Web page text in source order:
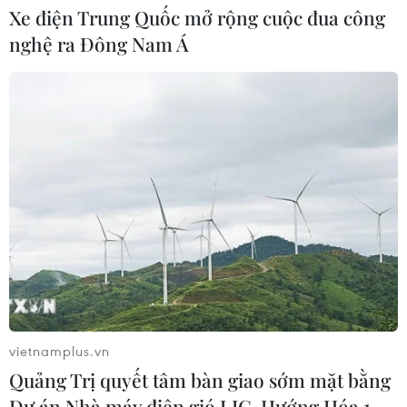
Tổng thống Hàn Quốc nhấn mạnh
duy trì hòa bình trên bán đảo Triều
Xem thêm
CƠ QUAN CHỦ QUẢN: THÔNG TẤN XÃ VIỆT NAM
Tổng Biên tập: TRẦN TIẾN DUẨN
Phó Tổng Biên tập: NGUYỄN THỊ TÁM, KHÚC THANH
Xe điện Trung Quốc mở rộng cuộc đua công
nghệ ra Đông Nam Á
vietnamplus.vn
Quảng Trị quyết tâm bàn giao sớm mặt bằng